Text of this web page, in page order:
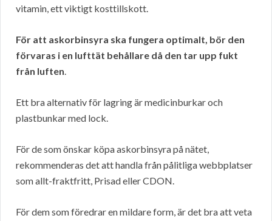
vitamin, ett viktigt kosttillskott.
För att askorbinsyra ska fungera optimalt, bör den
förvaras i en lufttät behållare då den tar upp fukt
från luften.
Ett bra alternativ för lagring är medicinburkar och
plastbunkar med lock.
För de som önskar köpa askorbinsyra på nätet,
rekommenderas det att handla från pålitliga webbplatser
som allt-fraktfritt, Prisad eller CDON.
För dem som föredrar en mildare form, är det bra att veta